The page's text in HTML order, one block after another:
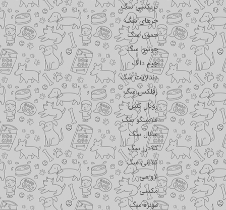
تریکسی سگ
جرهای سگ
جمون سگ
جوسرا سگ
جیم داگ
دنتالایت سگ
رفلکس سگ
رویال کنین
فلامینگو سگ
سانال سگ
کلادرز سگ
کلاینی سگ
لاو می
مکسی
مونژه سگ